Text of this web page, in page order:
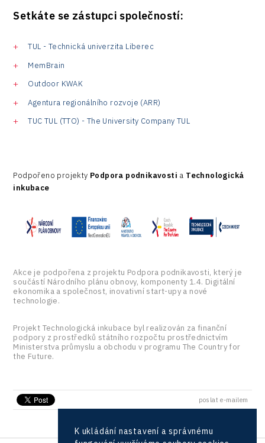
Setkáte se zástupci společností:
TUL - Technická univerzita Liberec
MemBrain
Outdoor KWAK
Agentura regionálního rozvoje (ARR)
TUC TUL (TTO) - The University Company TUL
Podpořeno projekty Podpora podnikavosti a Technologická
inkubace
Akce je podpořena z projektu Podpora podnikavosti, který je
součástí Národního plánu obnovy, komponenty 1.4. Digitální
ekonomika a společnost, inovativní start-upy a nové
technologie.
Projekt Technologická inkubace byl realizován za finanční
podpory z prostředků státního rozpočtu prostřednictvím
Ministerstva průmyslu a obchodu v programu The Country for
the Future.
poslat e-mailem
K ukládání nastavení a správnému